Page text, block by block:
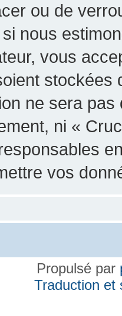
ou de
nous
vous
stockées
ne sera
ni «
vos
Propulsé par
Traduction et